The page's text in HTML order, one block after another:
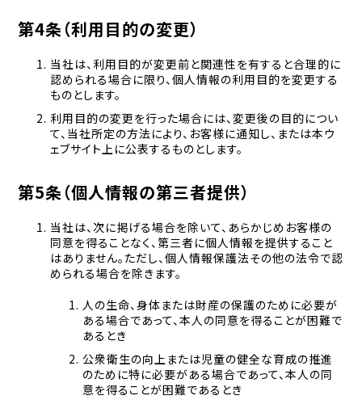
第4条（利用目的の変更）
当社は、利用目的が変更前と関連性を有すると合理的に
認められる場合に限り、個人情報の利用目的を変更する
ものとします。
利用目的の変更を行った場合には、変更後の目的につい
て、当社所定の方法により、お客様に通知し、または本ウ
ェブサイト上に公表するものとします。
第5条（個人情報の第三者提供）
当社は、次に掲げる場合を除いて、あらかじめお客様の
同意を得ることなく、第三者に個人情報を提供すること
はありません。ただし、個人情報保護法その他の法令で認
められる場合を除きます。
人の生命、身体または財産の保護のために必要が
ある場合であって、本人の同意を得ることが困難で
あるとき
公衆衛生の向上または児童の健全な育成の推進
のために特に必要がある場合であって、本人の同
意を得ることが困難であるとき